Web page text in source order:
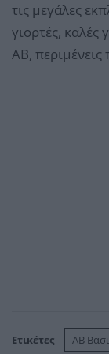
τις μεγάλες
γιορτές, καλές
ΑΒ, περιμένεις
Ετικέτες ΑΒ